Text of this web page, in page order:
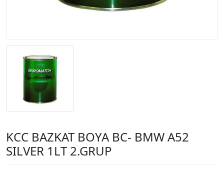
KCC BAZKAT BOYA BC- BMW A52
SILVER 1LT 2.GRUP